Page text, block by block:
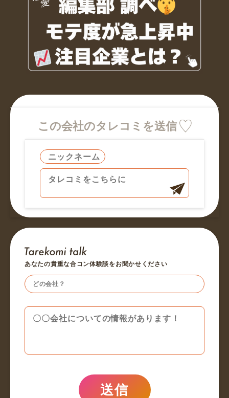
この会社のタレコミを送信
あなたの貴重な合コン体験談をお聞かせください
送信